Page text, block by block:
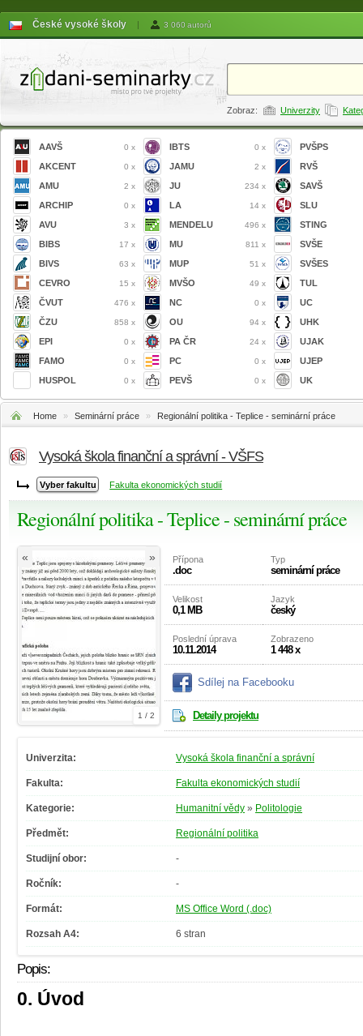
České vysoké školy | 3 060 autorů
Zobraz: Univerzity
AAVŠ 0 x
AKCENT 0 x
AMU 2 x
ARCHIP 0 x
AVU 3 x
BIBS 17 x
BIVS 63 x
CEVRO 15 x
ČVUT 476 x
ČZU 858 x
EPI 0 x
FAMO 0 x
HUSPOL 0 x
IBTS 0 x
JAMU 2 x
JU 234 x
LA 14 x
MENDELU 496 x
MU 811 x
MUP 51 x
MVŠO 49 x
NC 0 x
OU 94 x
PA ČR 24 x
PC 0 x
PEVŠ 0 x
PVŠPS
RVŠ
SAVŠ
SLU
STING
SVŠE
SVŠES
TUL
UC
UHK
UJAK
UJEP
UK
Home » Seminární práce » Regionální politika - Teplice - seminární práce
Vysoká škola finanční a správní - VŠFS
Fakulta ekonomických studií
Regionální politika - Teplice - seminární práce
1 / 2
« » Přípona
.doc
Typ
seminární práce
Velikost
0,1 MB
Jazyk
český
Poslední úprava
10.11.2014
Zobrazeno
1 448 x
Sdílej na Facebooku
Detaily projektu
Univerzita: Vysoká škola finanční a správní
Fakulta: Fakulta ekonomických studií
Kategorie: Humanitní vědy » Politologie
Předmět: Regionální politika
Studijní obor: -
Ročník: -
Formát: MS Office Word (.doc)
Rozsah A4: 6 stran
Popis:
0. Úvod